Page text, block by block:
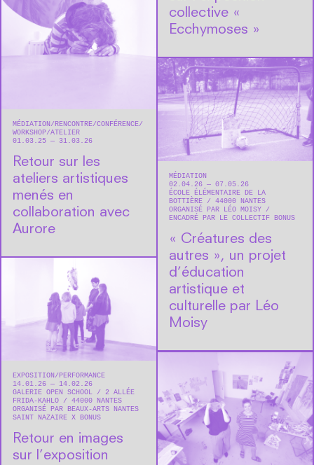
collective «
Ecchymoses »
MÉDIATION RENCONTRE/CONFÉRENCE
WORKSHOP/ATELIER
01.03.25 — 31.03.26
Retour sur les
ateliers artistiques
menés en
collaboration avec
Aurore
MÉDIATION
02.04.26 — 07.05.26
ÉCOLE ÉLÉMENTAIRE DE LA
BOTTIÈRE
44000 NANTES
ORGANISÉ PAR LÉO MOISY
ENCADRÉ PAR LE COLLECTIF BONUS
« Créatures des
autres », un projet
d’éducation
artistique et
culturelle par Léo
Moisy
EXPOSITION PERFORMANCE
14.01.26 — 14.02.26
GALERIE OPEN SCHOOL
2 ALLÉE
FRIDA-KAHLO
44000 NANTES
ORGANISÉ PAR BEAUX-ARTS NANTES
SAINT NAZAIRE X BONUS
Retour en images
sur l’exposition